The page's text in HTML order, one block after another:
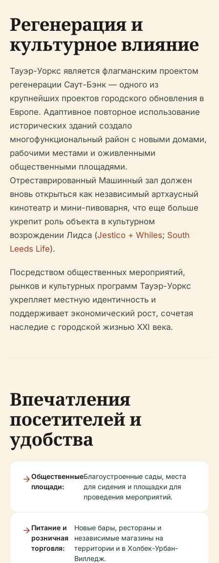
Регенерация и
культурное влияние
Тауэр-Уоркс является флагманским проектом
регенерации Саут-Бэнк — одного из
крупнейших проектов городского обновления в
Европе. Адаптивное повторное использование
исторических зданий создало
многофункциональный район с новыми домами,
рабочими местами и оживленными
общественными площадями.
Отреставрированный Машинный зал должен
вновь открыться как независимый артхаусный
кинотеатр и мини-пивоварня, что еще больше
укрепит роль объекта в культурном
возрождении Лидса (Jestico + Whiles; South
Leeds Life).
Посредством общественных мероприятий,
рынков и культурных программ Тауэр-Уоркс
укрепляет местную идентичность и
поддерживает экономический рост, сочетая
наследие с городской жизнью XXI века.
Впечатления
посетителей и
удобства
Общественные
площади:
Благоустроенные сады, места
для сидения и площадки для
проведения мероприятий.
Питание и
розничная
торговля:
Новые бары, рестораны и
независимые магазины на
территории и в Холбек-Урбан-
Вилледж.